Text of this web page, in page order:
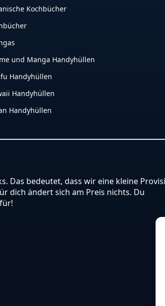
Kochbücher
und Manga Handyhüllen
Handyhüllen
Handyhüllen
Handyhüllen
Das bedeutet, dass wir eine kleine
dich ändert sich am Preis nichts. Du